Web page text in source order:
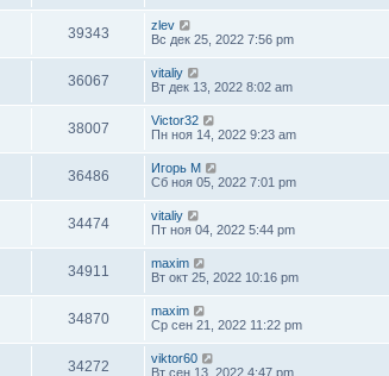
39343
zlev
Вс дек 25, 2022 7:56 pm
36067
vitaliy
Вт дек 13, 2022 8:02 am
38007
Victor32
Пн ноя 14, 2022 9:23 am
36486
Игорь М
Сб ноя 05, 2022 7:01 pm
34474
vitaliy
Пт ноя 04, 2022 5:44 pm
34911
maxim
Вт окт 25, 2022 10:16 pm
34870
maxim
Ср сен 21, 2022 11:22 pm
34272
viktor60
Вт сен 13, 2022 4:47 pm